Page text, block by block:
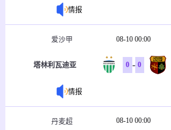
情报
爱沙甲 08-10 00:00
塔林利瓦迪亚 0 - 0
情报
丹麦超 08-10 00:00